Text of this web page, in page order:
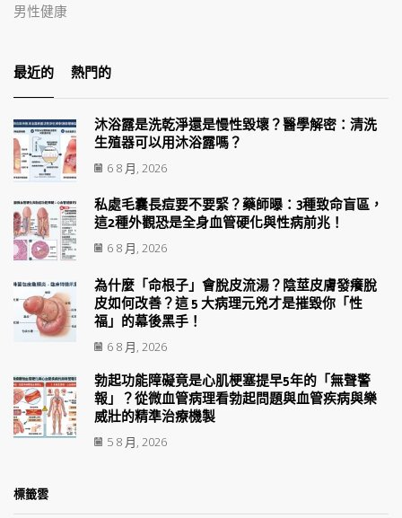
男性健康
最近的 熱門的
沐浴露是洗乾淨還是慢性毀壞？醫學解密：清洗
生殖器可以用沐浴露嗎？
6 8 月, 2026
私處毛囊長痘要不要緊？藥師曝：3種致命盲區，
這2種外觀恐是全身血管硬化與性病前兆！
6 8 月, 2026
為什麼「命根子」會脫皮流湯？陰莖皮膚發癢脫
皮如何改善？這 5 大病理元兇才是摧毀你「性
福」的幕後黑手！
6 8 月, 2026
勃起功能障礙竟是心肌梗塞提早5年的「無聲警
報」？從微血管病理看勃起問題與血管疾病與樂
威壯的精準治療機製
5 8 月, 2026
標籤雲